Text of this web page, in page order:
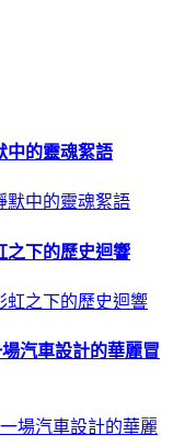
中的靈魂絮語
之下的歷史迴響
汽車設計的華麗冒